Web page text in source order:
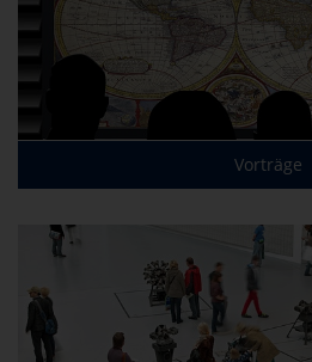
Vorträge